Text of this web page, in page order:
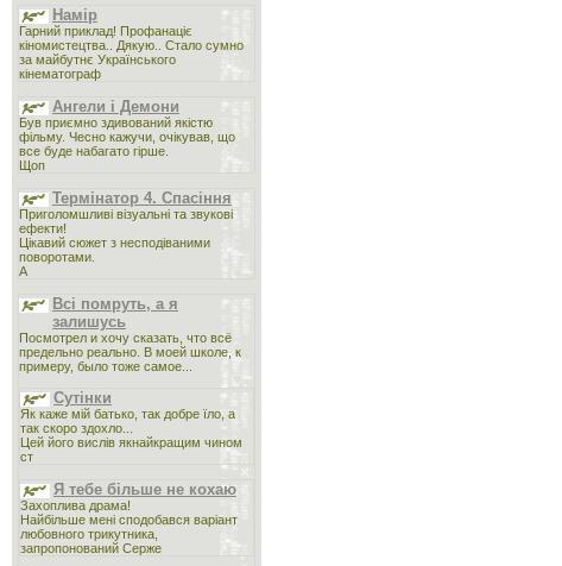
Намір
Гарний приклад! Профанаціє
кіномистецтва.. Дякую.. Стало сумно
за майбутнє Українського
кінематограф
Ангели і Демони
Був приємно здивований якістю
фільму. Чесно кажучи, очікував, що
все буде набагато гірше.
Щоп
Термінатор 4. Спасіння
Приголомшливі візуальні та звукові
ефекти!
Цікавий сюжет з несподіваними
поворотами.
А
Всі помруть, а я
залишусь
Посмотрел и хочу сказать, что всё
предельно реально. В моей школе, к
примеру, было тоже самое...
Сутінки
Як каже мій батько, так добре їло, а
так скоро здохло...
Цей його вислів якнайкращим чином
ст
Я тебе більше не кохаю
Захоплива драма!
Найбільше мені сподобався варіант
любовного трикутника,
запропонований Серже